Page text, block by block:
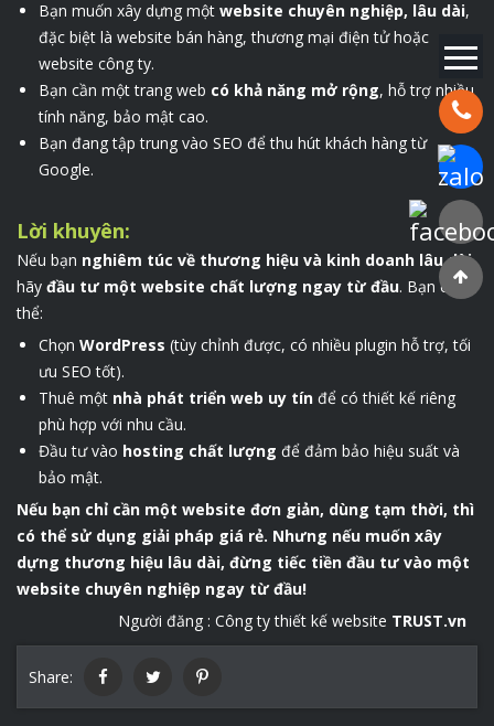
Hotline:
Chat
Bạn muốn xây dựng một website chuyên nghiệp, lâu dài,
đặc biệt là website bán hàng, thương mại điện tử hoặc
website công ty.
Bạn cần một trang web có khả năng mở rộng, hỗ trợ nhiều
tính năng, bảo mật cao.
Bạn đang tập trung vào SEO để thu hút khách hàng từ
Google.
Lời khuyên:
Nếu bạn nghiêm túc về thương hiệu và kinh doanh lâu dài,
hãy đầu tư một website chất lượng ngay từ đầu. Bạn có
thể:
Chọn WordPress (tùy chỉnh được, có nhiều plugin hỗ trợ, tối
ưu SEO tốt).
Thuê một nhà phát triển web uy tín để có thiết kế riêng
phù hợp với nhu cầu.
Đầu tư vào hosting chất lượng để đảm bảo hiệu suất và
bảo mật.
Nếu bạn chỉ cần một website đơn giản, dùng tạm thời, thì
có thể sử dụng giải pháp giá rẻ. Nhưng nếu muốn xây
dựng thương hiệu lâu dài, đừng tiếc tiền đầu tư vào một
website chuyên nghiệp ngay từ đầu!
Người đăng : Công ty thiết kế website TRUST.vn
Share: